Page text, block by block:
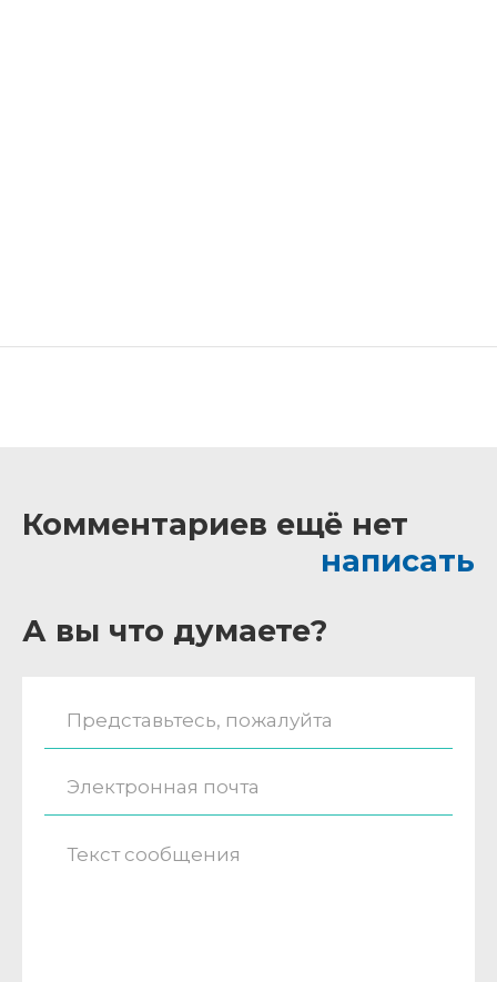
Комментариев ещё нет
написать
А вы что думаете?